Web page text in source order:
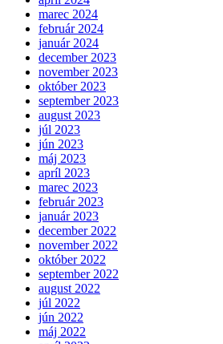
marec 2024
február 2024
január 2024
december 2023
november 2023
október 2023
september 2023
august 2023
júl 2023
jún 2023
máj 2023
apríl 2023
marec 2023
február 2023
január 2023
december 2022
november 2022
október 2022
september 2022
august 2022
júl 2022
jún 2022
máj 2022